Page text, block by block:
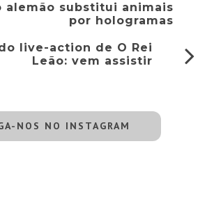
alemão substitui animais
por hologramas
live-action de O Rei
Leão: vem assistir
NOS NO INSTAGRAM